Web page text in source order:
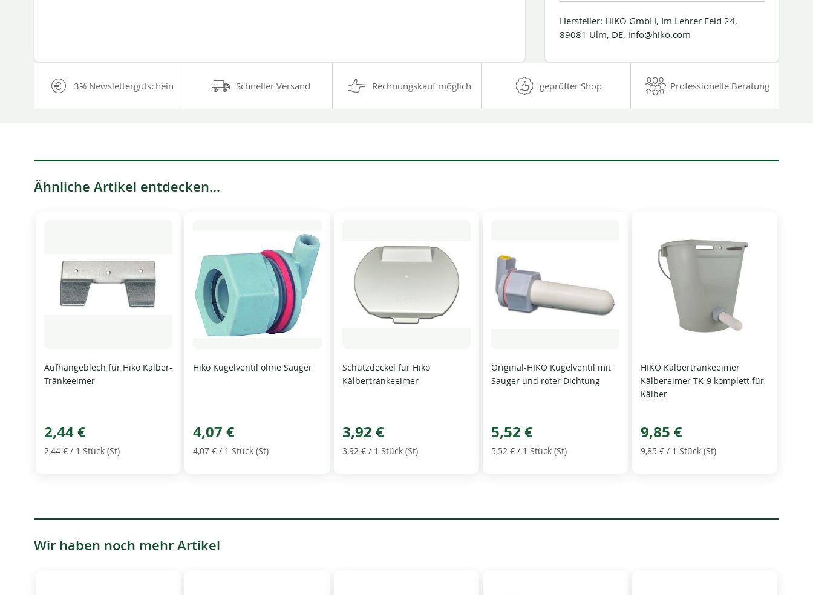
Hersteller: HIKO GmbH, Im Lehrer Feld 24,
89081 Ulm, DE, info@hiko.com
3% Newslettergutschein Schneller Versand Rechnungskauf möglich geprüfter Shop Professionelle Beratung
Ähnliche Artikel entdecken...
Aufhängeblech für Hiko Kälber-
Tränkeeimer
2,44 €
2,44 € / 1 Stück (St)
Hiko Kugelventil ohne Sauger
4,07 €
4,07 € / 1 Stück (St)
Schutzdeckel für Hiko
Kälbertränkeeimer
3,92 €
3,92 €/ 1 Stück (St)
Original-HIKO Kugelventil mit
Sauger und roter Dichtung
5,52 €
5,52 € / 1 Stück (St)
HIKO Kälbertränkeeimer
Kälbereimer TK-9 komplett für
Kälber
9,85 €
9,85 €/ 1 Stück (St)
Wir haben noch mehr Artikel